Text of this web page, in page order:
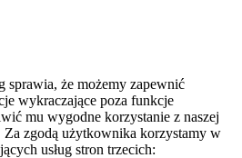
sprawia, że możemy zapewnić
wykraczające poza funkcje
mu wygodne korzystanie z naszej
zgodą użytkownika korzystamy w
usług stron trzecich: